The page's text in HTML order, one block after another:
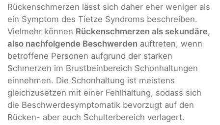
Rückenschmerzen lässt sich daher eher weniger als
ein Symptom des Tietze Syndroms beschreiben.
Vielmehr können Rückenschmerzen als sekundäre,
also nachfolgende Beschwerden auftreten, wenn
betroffene Personen aufgrund der starken
Schmerzen im Brustbeinbereich Schonhaltungen
einnehmen. Die Schonhaltung ist meistens
gleichzusetzen mit einer Fehlhaltung, sodass sich
die Beschwerdesymptomatik bevorzugt auf den
Rücken- aber auch Schulterbereich verlagert.